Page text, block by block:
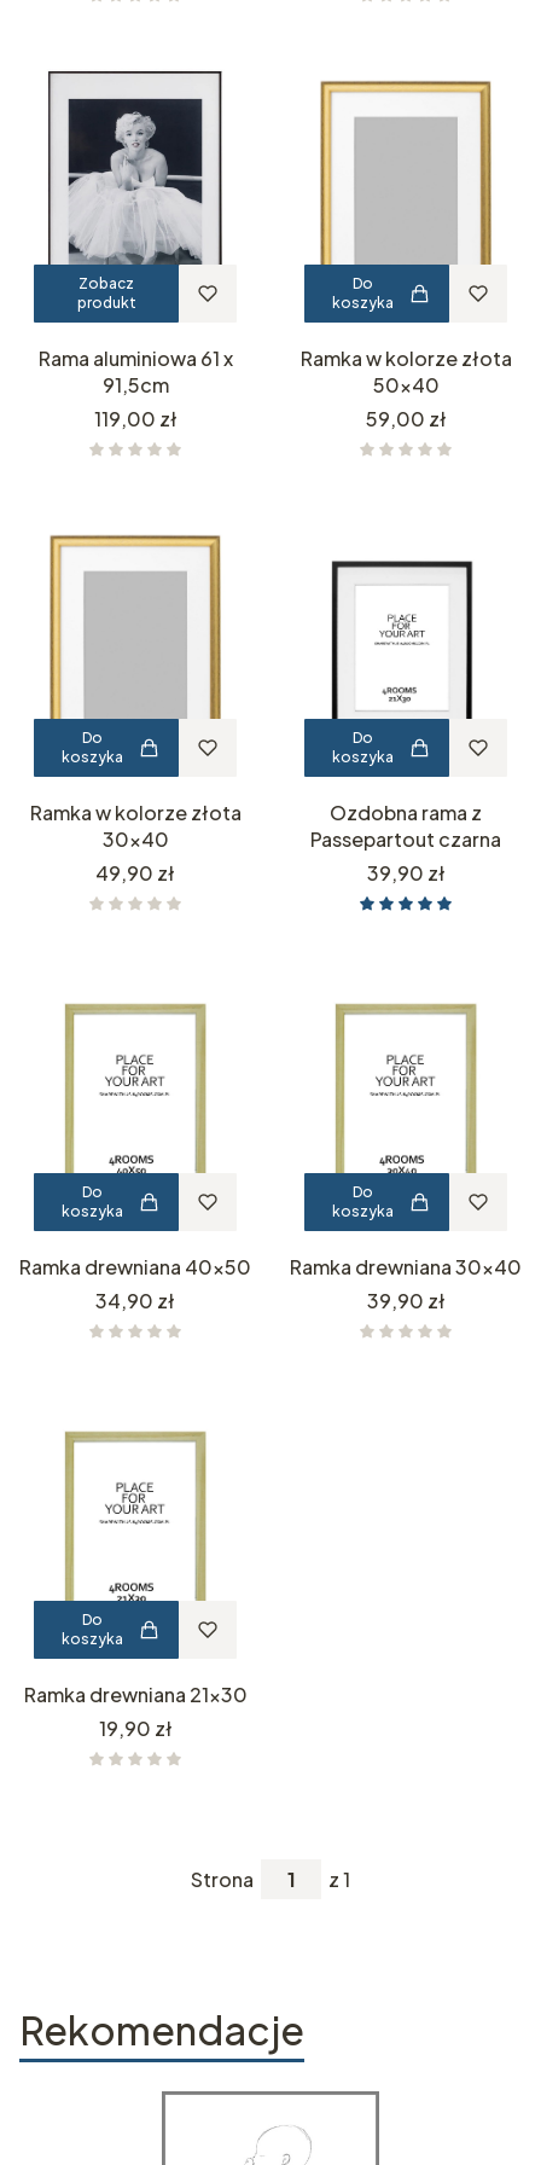
Zobacz
produkt
Rama aluminiowa 61 x
91,5cm
Cena
119,00 zł
Do
koszyka
Ramka w kolorze złota
50x40
Cena
59,00 zł
Do
koszyka
Ramka w kolorze złota
30x40
Cena
49,90 zł
Do
koszyka
Ozdobna rama z
Passepartout czarna
Cena
39,90 zł
Do
koszyka
Ramka drewniana 40x50
Cena
34,90 zł
Do
koszyka
Ramka drewniana 30x40
Cena
39,90 zł
Do
koszyka
Ramka drewniana 21x30
Cena
19,90 zł
Strona z 1
Rekomendacje